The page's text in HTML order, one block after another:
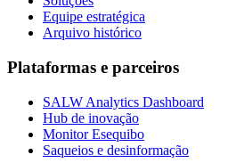
Equipe estratégica
Arquivo histórico
Plataformas e parceiros
SALW Analytics Dashboard
Hub de inovação
Monitor Esequibo
Saqueios e desinformação